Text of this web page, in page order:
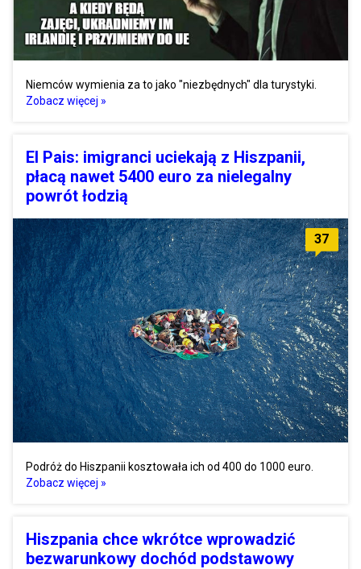
Niemców wymienia za to jako "niezbędnych" dla turystyki.
Zobacz więcej »
El Pais: imigranci uciekają z Hiszpanii,
płacą nawet 5400 euro za nielegalny
powrót łodzią
37
Podróż do Hiszpanii kosztowała ich od 400 do 1000 euro.
Zobacz więcej »
Hiszpania chce wkrótce wprowadzić
bezwarunkowy dochód podstawowy